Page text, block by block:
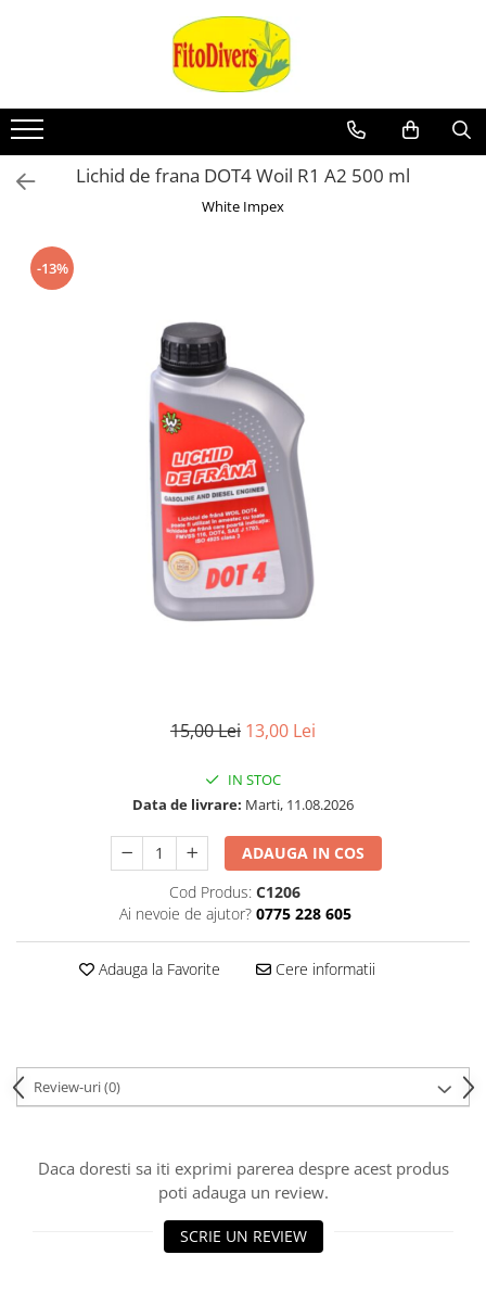
Lichid de frana DOT4 Woil R1 A2 500 ml
White Impex
-13%
15,00 Lei 13,00 Lei
IN STOC
Data de livrare: Marti, 11.08.2026
ADAUGA IN COS
Cod Produs: C1206
Ai nevoie de ajutor? 0775 228 605
Adauga la Favorite Cere informatii
Review-uri(0)
Daca doresti sa iti exprimi parerea despre acest produs
poti adauga un review.
SCRIE UN REVIEW